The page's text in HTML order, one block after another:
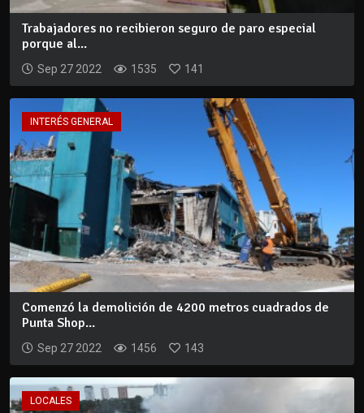
Trabajadores no recibieron seguro de paro especial
porque al...
Sep 27 2022 1535 141
INTERÉS GENERAL
Comenzó la demolición de 4200 metros cuadrados de
Punta Shop...
Sep 27 2022 1456 143
LOCALES